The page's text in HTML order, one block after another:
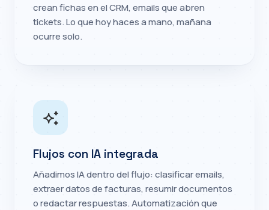
crean fichas en el CRM, emails que abren
tickets. Lo que hoy haces a mano, mañana
ocurre solo.
Flujos con IA integrada
Añadimos IA dentro del flujo: clasificar emails,
extraer datos de facturas, resumir documentos
o redactar respuestas. Automatización que